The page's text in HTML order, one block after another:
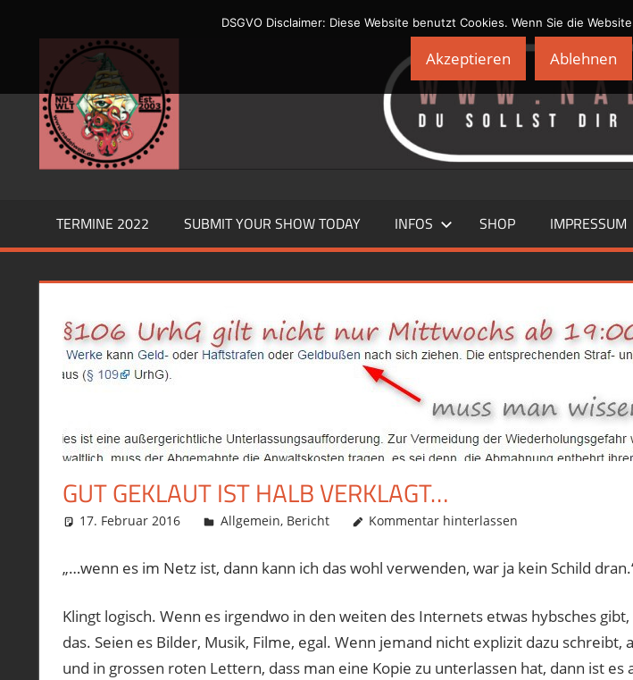
springen
Du
sollst
Dir
ein
Bildnis
machen
TERMINE 2022 SUBMIT YOUR SHOW TODAY INFOS SHOP IMPRESSUM
GUT GEKLAUT IST HALB VERKLAGT…
17. Februar 2016 philofax
Allgemein, Bericht Kommentar hinterlassen
„…wenn es im Netz ist, dann kann ich das wohl verwenden, war ja kein Schild
Klingt logisch. Wenn es irgendwo in den weiten des Internets etwas hybsches
das. Seien es Bilder, Musik, Filme, egal. Wenn jemand nicht explizit dazu
und in grossen roten Lettern, dass man eine Kopie zu unterlassen hat, dann ist
DSGVO Disclaimer: Diese Website benutzt Cookies. Wenn Sie die
Akzeptieren Ablehnen